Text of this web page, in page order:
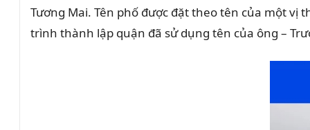
Tương Mai. Tên phố được đặt theo tên của một vị
trình thành lập quận đã sử dụng tên của ông –